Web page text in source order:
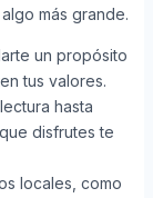
más grande.
un propósito
tus valores.
hasta
disfrutes te
locales, como